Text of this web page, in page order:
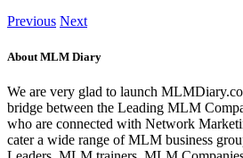
Previous Next
About MLM Diary
We are very glad to launch
bridge between the Leading MLM
who are connected with Network
cater a wide range of MLM business